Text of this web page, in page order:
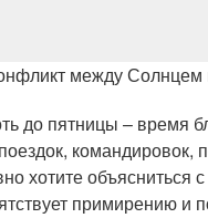
между
до пятницы – время
хотите объясниться с
примирению и